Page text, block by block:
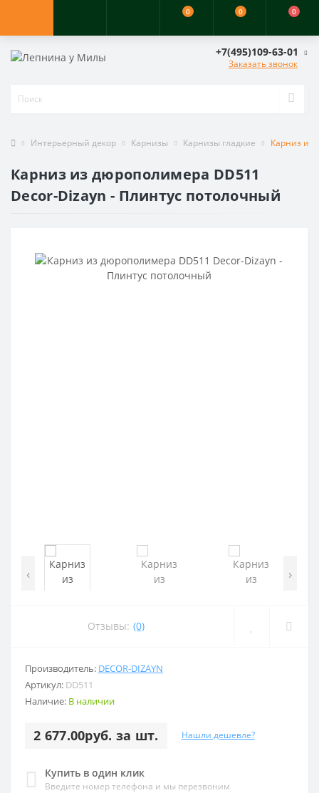
0 0 0
+7(495)109-63-01
Заказать звонок
Интерьерный декор Карнизы Карнизы гладкие Карниз из
Карниз из дюрополимера DD511
Decor-Dizayn - Плинтус потолочный
‹ ›
Отзывы: (0)
Производитель: DECOR-DIZAYN
Артикул: DD511
Наличие: В наличии
2 677.00руб. за шт. Нашли дешевле?
Купить в один клик
Введите номер телефона и мы перезвоним